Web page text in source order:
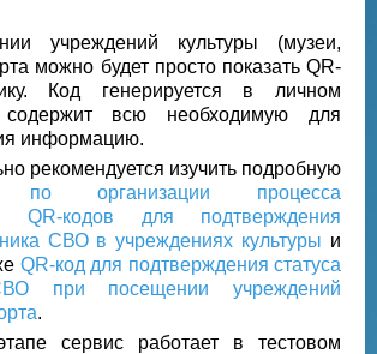
учреждений культуры (музеи,
можно будет просто показать QR-
Код генерируется в личном
всю необходимую для
информацию.
рекомендуется изучить подробную
по организации процесса
QR-кодов для подтверждения
СВО в учреждениях культуры и
QR-код для подтверждения статуса
при посещении учреждений
.
сервис работает в тестовом